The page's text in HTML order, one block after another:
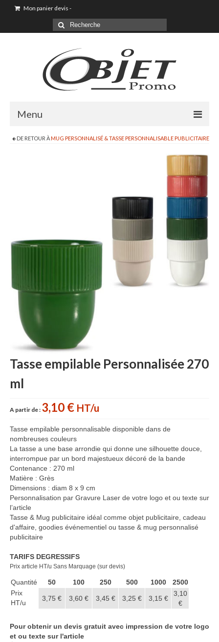
Mon panier devis -
Menu
Goodies & Objet Publicitaire
Accessoires cuisine personnalisés
Gant de cuisine personnalisé
Planche à découper
Tablier personnalisé
Autour du vin
Accessoires Téléphone
Accessoires supporters
Bonnet & Gants
Casquette publicitaire
Carnet personnalisé Notes
Repositionnable
Notes repositionnables
Bloc–notes Personnalisé
Carnet A5 Personnalisé
Carnet A6 personnalisé
Clé USB personnalisée
Gobelet réutilisable & Verre
DE RETOUR ÀMUG PERSONNALISÉ & TASSE PERSONNALISABLE PUBLICITAIRE
Tasse empilable Personnalisée 270
ml
A partir de : 3,10 € HT/u
Tasse empilable personnalisable disponible dans de
nombreuses couleurs
La tasse a une base arrondie qui donne une silhouette douce,
interrompue par un bord majestueux décoré de la bande
Contenance : 270 ml
Matière : Grès
Dimensions : diam 8 x 9 cm
Personnalisation par Gravure Laser de votre logo et ou texte sur
l’article
Tasse & Mug publicitaire idéal comme objet publicitaire, cadeau
d'affaire, goodies événementiel ou tasse & mug personnalisé
publicitaire
TARIFS DEGRESSIFS
Prix article HT/u Sans Marquage (sur devis)
Quantité 50 100 250 500 1000
2500
Prix
HT/u
3,75 € 3,60 € 3,45 € 3,25 € 3,15 €
3,10
€
Pour obtenir un devis gratuit avec impression de votre logo
et ou texte sur l'article